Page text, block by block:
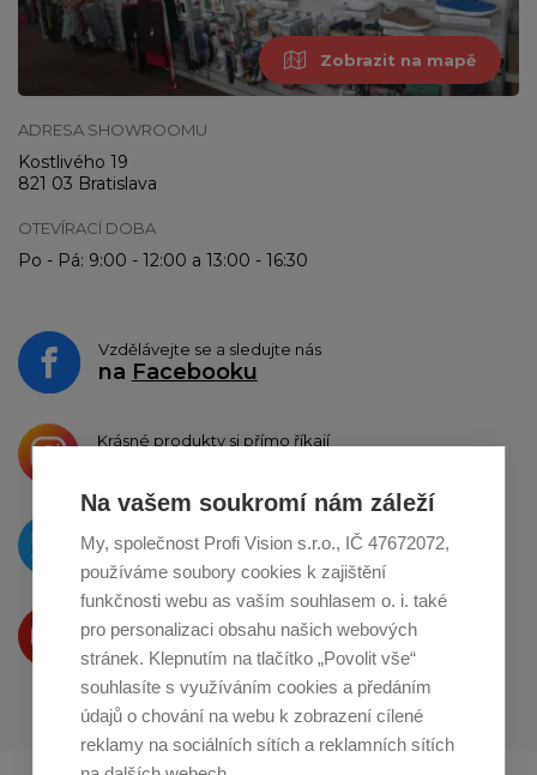
Zobrazit na mapě
ADRESA SHOWROOMU
Kostlivého 19
821 03 Bratislava
OTEVÍRACÍ DOBA
Po - Pá: 9:00 - 12:00 a 13:00 - 16:30
Vzdělávejte se a sledujte nás
na Facebooku
Krásné produkty si přímo říkají
O novinkách píšeme
naTwitteru
Produkty Vám představujeme
na Youtube
Na vašem soukromí nám záleží
My, společnost Profi Vision s.r.o., IČ 47672072,
používáme soubory cookies k zajištění
funkčnosti webu as vaším souhlasem o. i. také
pro personalizaci obsahu našich webových
stránek. Klepnutím na tlačítko „Povolit vše“
souhlasíte s využíváním cookies a předáním
údajů o chování na webu k zobrazení cílené
reklamy na sociálních sítích a reklamních sítích